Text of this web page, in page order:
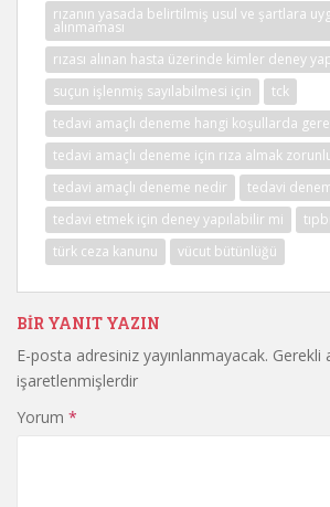
rızanın yasada belirtilmiş usul ve şartlara
alınmaması
rızası alınan hasta üzerinde kimler deney
suçun işlenmiş sayılabilmesi için
tck
tedavi amaçlı deneme hangi koşullarda
tedavi amaçlı deneme için rıza almak
tedavi amaçlı deneme nedir
tedavi
tedavi etmek için deney yapılabilir mi
türk ceza kanunu
vücut bütünlüğü
BIR YANIT YAZIN
E-posta adresiniz yayınlanmayacak. Gerekli
işaretlenmişlerdir
Yorum *